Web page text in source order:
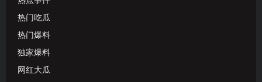
热门吃瓜
热门爆料
独家爆料
网红大瓜